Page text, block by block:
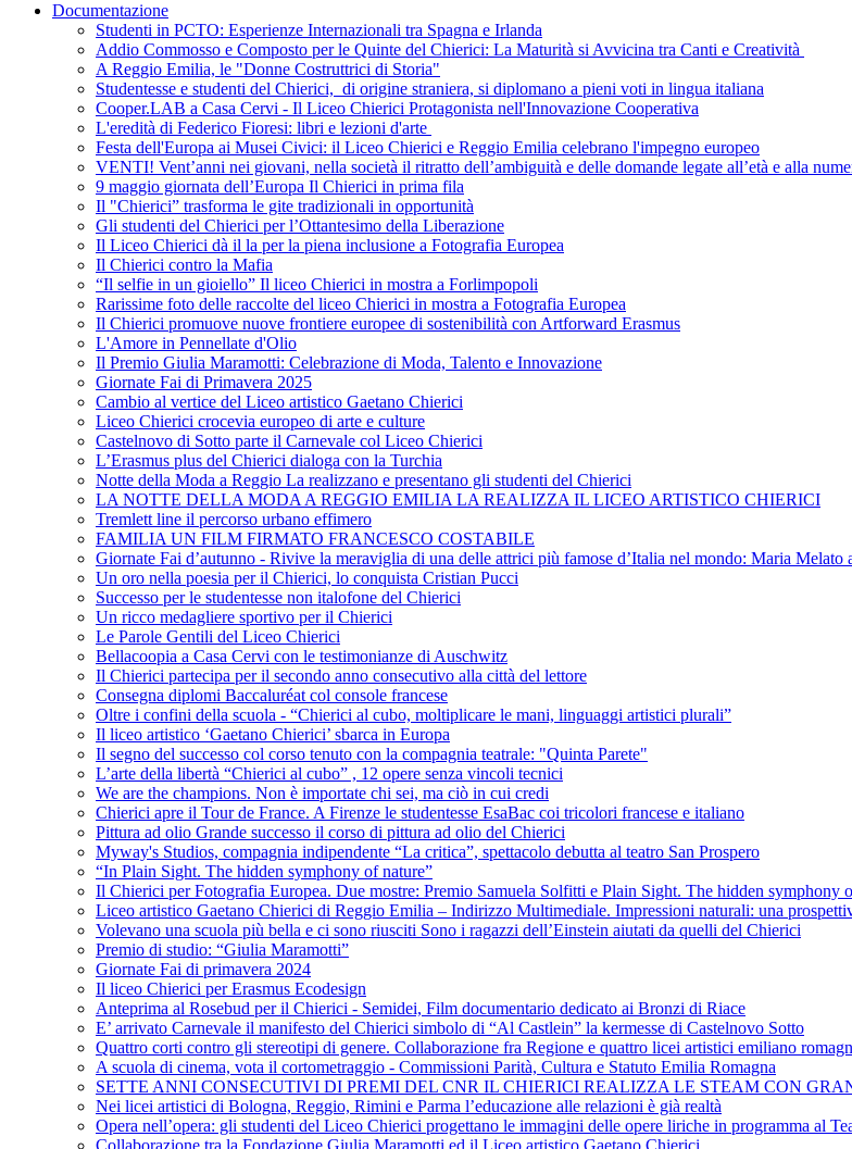
Documentazione
Studenti in PCTO: Esperienze Internazionali tra Spagna e Irlanda
Addio Commosso e Composto per le Quinte del Chierici: La Maturità si Avvicina tra Canti e Creatività
A Reggio Emilia, le "Donne Costruttrici di Storia"
Studentesse e studenti del Chierici, di origine straniera, si diplomano a pieni voti in lingua italiana
Cooper.LAB a Casa Cervi - Il Liceo Chierici Protagonista nell'Innovazione Cooperativa
L'eredità di Federico Fioresi: libri e lezioni d'arte
Festa dell'Europa ai Musei Civici: il Liceo Chierici e Reggio Emilia celebrano l'impegno europeo
VENTI! Vent’anni nei giovani, nella società il ritratto dell’ambiguità e delle domande legate all’età e alla
9 maggio giornata dell’Europa Il Chierici in prima fila
Il "Chierici” trasforma le gite tradizionali in opportunità
Gli studenti del Chierici per l’Ottantesimo della Liberazione
Il Liceo Chierici dà il la per la piena inclusione a Fotografia Europea
Il Chierici contro la Mafia
“Il selfie in un gioiello” Il liceo Chierici in mostra a Forlimpopoli
Rarissime foto delle raccolte del liceo Chierici in mostra a Fotografia Europea
Il Chierici promuove nuove frontiere europee di sostenibilità con Artforward Erasmus
L'Amore in Pennellate d'Olio
Il Premio Giulia Maramotti: Celebrazione di Moda, Talento e Innovazione
Giornate Fai di Primavera 2025
Cambio al vertice del Liceo artistico Gaetano Chierici
Liceo Chierici crocevia europeo di arte e culture
Castelnovo di Sotto parte il Carnevale col Liceo Chierici
L’Erasmus plus del Chierici dialoga con la Turchia
Notte della Moda a Reggio La realizzano e presentano gli studenti del Chierici
LA NOTTE DELLA MODA A REGGIO EMILIA LA REALIZZA IL LICEO ARTISTICO CHIERICI
Tremlett line il percorso urbano effimero
FAMILIA UN FILM FIRMATO FRANCESCO COSTABILE
Giornate Fai d’autunno - Rivive la meraviglia di una delle attrici più famose d’Italia nel mondo: Maria Melato
Un oro nella poesia per il Chierici, lo conquista Cristian Pucci
Successo per le studentesse non italofone del Chierici
Un ricco medagliere sportivo per il Chierici
Le Parole Gentili del Liceo Chierici
Bellacoopia a Casa Cervi con le testimonianze di Auschwitz
Il Chierici partecipa per il secondo anno consecutivo alla città del lettore
Consegna diplomi Baccaluréat col console francese
Oltre i confini della scuola - “Chierici al cubo, moltiplicare le mani, linguaggi artistici plurali”
Il liceo artistico ‘Gaetano Chierici’ sbarca in Europa
Il segno del successo col corso tenuto con la compagnia teatrale: "Quinta Parete"
L’arte della libertà “Chierici al cubo” , 12 opere senza vincoli tecnici
We are the champions. Non è importate chi sei, ma ciò in cui credi
Chierici apre il Tour de France. A Firenze le studentesse EsaBac coi tricolori francese e italiano
Pittura ad olio Grande successo il corso di pittura ad olio del Chierici
Myway's Studios, compagnia indipendente “La critica”, spettacolo debutta al teatro San Prospero
“In Plain Sight. The hidden symphony of nature”
Il Chierici per Fotografia Europea. Due mostre: Premio Samuela Solfitti e Plain Sight. The hidden symphony
Liceo artistico Gaetano Chierici di Reggio Emilia – Indirizzo Multimediale. Impressioni naturali: una
Volevano una scuola più bella e ci sono riusciti Sono i ragazzi dell’Einstein aiutati da quelli del Chierici
Premio di studio: “Giulia Maramotti”
Giornate Fai di primavera 2024
Il liceo Chierici per Erasmus Ecodesign
Anteprima al Rosebud per il Chierici - Semidei, Film documentario dedicato ai Bronzi di Riace
E’ arrivato Carnevale il manifesto del Chierici simbolo di “Al Castlein” la kermesse di Castelnovo Sotto
Quattro corti contro gli stereotipi di genere. Collaborazione fra Regione e quattro licei artistici emiliano
A scuola di cinema, vota il cortometraggio - Commissioni Parità, Cultura e Statuto Emilia Romagna
SETTE ANNI CONSECUTIVI DI PREMI DEL CNR IL CHIERICI REALIZZA LE STEAM CON
Nei licei artistici di Bologna, Reggio, Rimini e Parma l’educazione alle relazioni è già realtà
Opera nell’opera: gli studenti del Liceo Chierici progettano le immagini delle opere liriche in programma al